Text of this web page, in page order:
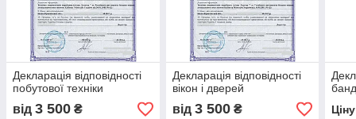
Декларація відповідності
побутової техніки
від 3 500 ₴
Декларація відповідності
вікон і дверей
від 3 500₴